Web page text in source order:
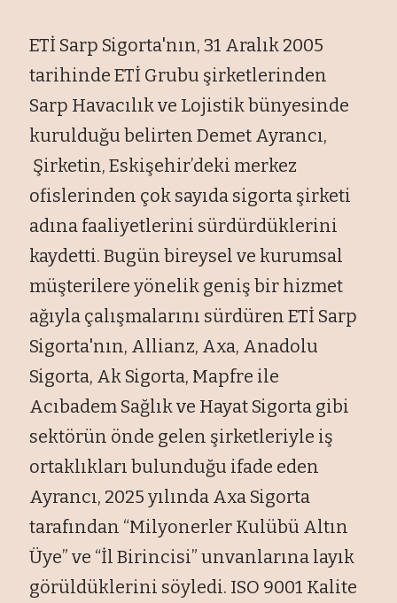
ETİ Sarp Sigorta'nın, 31 Aralık 2005
tarihinde ETİ Grubu şirketlerinden
Sarp Havacılık ve Lojistik bünyesinde
kurulduğu belirten Demet Ayrancı,
Şirketin, Eskişehir’deki merkez
ofislerinden çok sayıda sigorta şirketi
adına faaliyetlerini sürdürdüklerini
kaydetti. Bugün bireysel ve kurumsal
müşterilere yönelik geniş bir hizmet
ağıyla çalışmalarını sürdüren ETİ Sarp
Sigorta'nın, Allianz, Axa, Anadolu
Sigorta, Ak Sigorta, Mapfre ile
Acıbadem Sağlık ve Hayat Sigorta gibi
sektörün önde gelen şirketleriyle iş
ortaklıkları bulunduğu ifade eden
Ayrancı, 2025 yılında Axa Sigorta
tarafından “Milyonerler Kulübü Altın
Üye” ve “İl Birincisi” unvanlarına layık
görüldüklerini söyledi. ISO 9001 Kalite